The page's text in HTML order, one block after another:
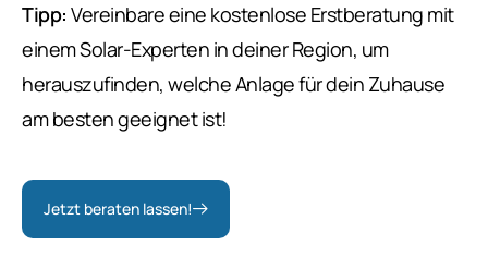
Tipp: Vereinbare eine kostenlose Erstberatung mit
einem Solar-Experten in deiner Region, um
herauszufinden, welche Anlage für dein Zuhause
am besten geeignet ist!
Jetzt beraten lassen!